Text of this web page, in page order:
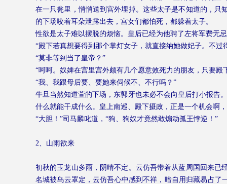
在一只瓮里，悄悄送到宫外埋掉。这些太子是不知道的，
的下场咬着耳朵泄露出去，宫女们都怕死，都躲着太子。
性欲是太子难以摆脱的烦恼。皇后已经为他聘了左将军费无
“殿下若真想要得到那个掌灯女子，就直接纳她做妃子。不
“莫非等到当了皇帝？”
“呵呵。奴婢在宫里宫外颇有几个愿意效死力的朋友，只要
“我、我跟母后要、要她来伺候不、不行吗？”
牛旦当然知道萱的下场，东郭牙也未必不会向皇后打小报告
什么就能干成什么。皇上南巡、殿下摄政，正是一个机会啊
“大胆！”司马麟叱道，“狗、狗奴才竟然敢煽动孤王悖逆！”
2、山雨欲来
初秋的玉龙山多雨，阴晴不定。云仿吾带着从蓝周国回来
名城被乌云罩定，云仿吾心中感到不祥，暗自用归藏易占了